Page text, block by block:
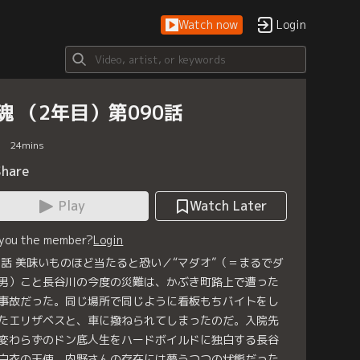
Watch now Login
（2年目）第090話
24mins
Play
Watch Later
the member?Login
美味いものほど当たると恐い／“マダオ”（＝まるでダ
）こと長谷川の今度の災難は、かぶき町路上で遭った
故だった。同じ場所で同じように看板もちバイトをし
エリザベスと、車に撥ねられてしまったのだ。入院先
わらずのドン底人生をハードボイルドに独白する長谷